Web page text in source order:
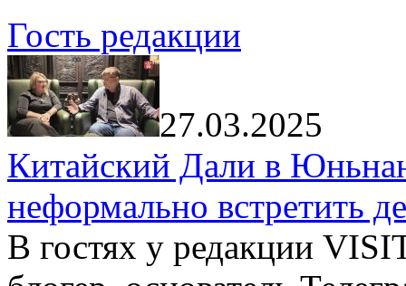
Гость редакции
27.03.2025
Китайский Дали в
неформально встретить
В гостях у редакции